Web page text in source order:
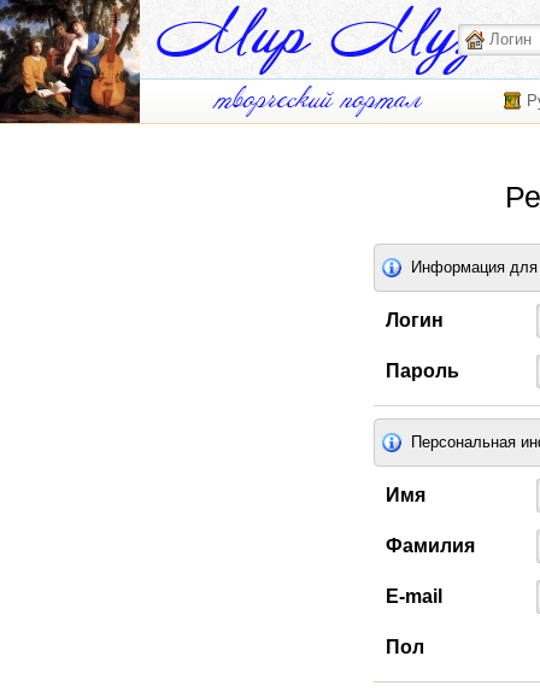
Информация для
Логин
Пароль
Персональная
Имя
Фамилия
E-mail
Пол